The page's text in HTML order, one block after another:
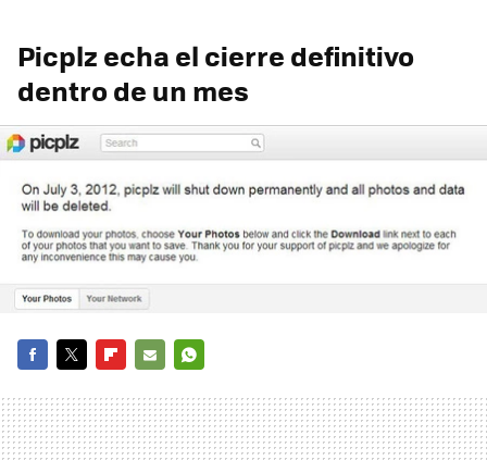
Picplz echa el cierre definitivo
dentro de un mes
MAIL